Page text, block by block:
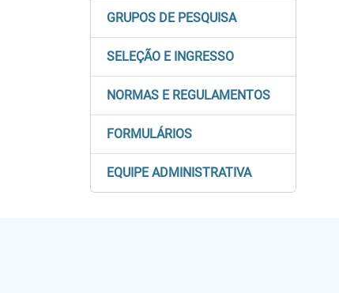
GRUPOS DE PESQUISA
SELEÇÃO E INGRESSO
NORMAS E REGULAMENTOS
FORMULÁRIOS
EQUIPE ADMINISTRATIVA